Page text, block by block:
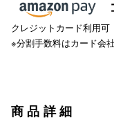
クレジットカード利用可
※分割手数料はカード会
商品詳細